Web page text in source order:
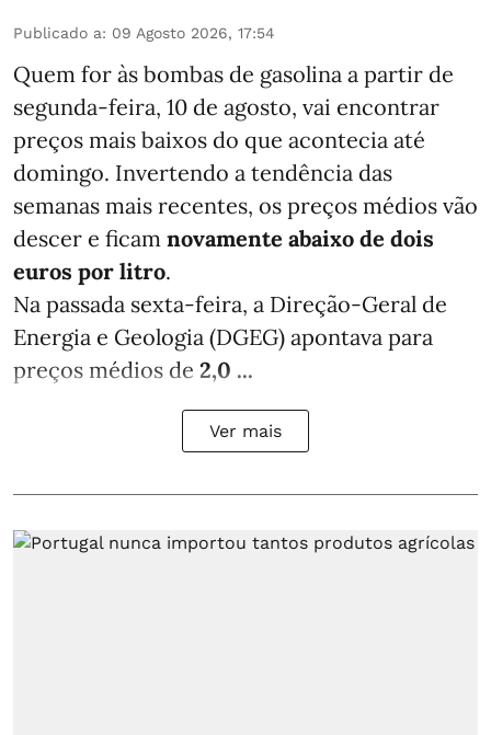
Publicado a: 09 Agosto 2026, 17:54
Quem for às bombas de gasolina a partir de
segunda-feira, 10 de agosto, vai encontrar
preços mais baixos do que acontecia até
domingo. Invertendo a tendência das
semanas mais recentes, os preços médios vão
descer e ficam novamente abaixo de dois
euros por litro.
Na passada sexta-feira, a Direção-Geral de
Energia e Geologia (DGEG) apontava para
preços médios de 2,0 ...
Ver mais